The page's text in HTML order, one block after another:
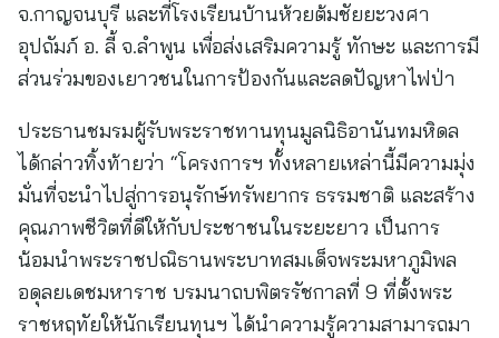
จ.กาญจนบุรี และที่โรงเรียนบ้านห้วยต้มชัยยะวงศา
อุปถัมภ์ อ. ลี้ จ.ลำพูน เพื่อส่งเสริมความรู้ ทักษะ และการมี
ส่วนร่วมของเยาวชนในการป้องกันและลดปัญหาไฟป่า
ประธานชมรมผู้รับพระราชทานทุนมูลนิธิอานันทมหิดล
ได้กล่าวทิ้งท้ายว่า “โครงการฯ ทั้งหลายเหล่านี้มีความมุ่ง
มั่นที่จะนำไปสู่การอนุรักษ์ทรัพยากร ธรรมชาติ และสร้าง
คุณภาพชีวิตที่ดีให้กับประชาชนในระยะยาว เป็นการ
น้อมนำพระราชปณิธานพระบาทสมเด็จพระมหาภูมิพล
อดุลยเดชมหาราช บรมนาถบพิตรรัชกาลที่ 9 ที่ตั้งพระ
ราชหฤทัยให้นักเรียนทุนฯ ได้นำความรู้ความสามารถมา